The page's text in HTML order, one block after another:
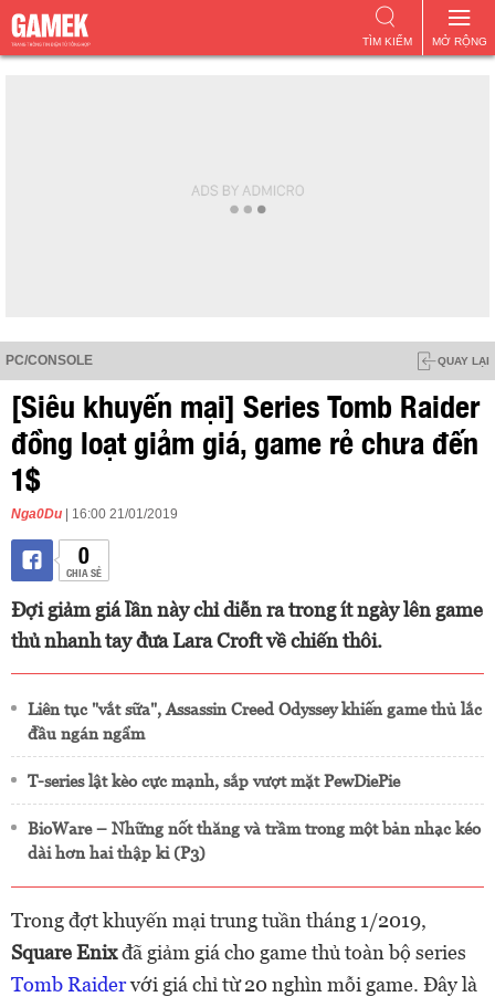
MỞ RỘNG
TÌM KIẾM
PC/CONSOLE QUAY LẠI
[Siêu khuyến mại] Series Tomb Raider
đồng loạt giảm giá, game rẻ chưa đến
1$
Nga0Du | 16:00 21/01/2019
0
CHIA SẺ
Đợi giảm giá lần này chỉ diễn ra trong ít ngày lên game
thủ nhanh tay đưa Lara Croft về chiến thôi.
Liên tục "vắt sữa", Assassin Creed Odyssey khiến game thủ lắc
đầu ngán ngẩm
T-series lật kèo cực mạnh, sắp vượt mặt PewDiePie
BioWare – Những nốt thăng và trầm trong một bản nhạc kéo
dài hơn hai thập kỉ (P3)
Trong đợt khuyến mại trung tuần tháng 1/2019,
Square Enixđã giảm giá cho game thủ toàn bộ series
Tomb Raidervới giá chỉ từ 20 nghìn mỗi game. Đây là